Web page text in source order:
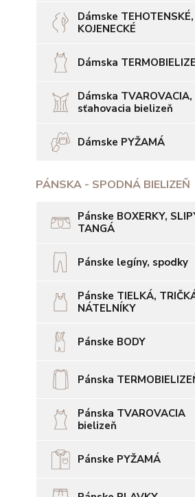
Dámske TEHOTENSKÉ,
KOJENECKÉ
Dámska
Dámska TVAROVACIA,
sťahovacia bielizeň
Dámske PYŽAMÁ
PÁNSKA - SPODNÁ BIELIZEŇ
Pánske BOXERKY,
TANGÁ
Pánske legíny, spodky
Pánske TIELKÁ,
NÁTELNÍKY
Pánske BODY
Pánska
Pánska TVAROVACIA
bielizeň
Pánske PYŽAMÁ